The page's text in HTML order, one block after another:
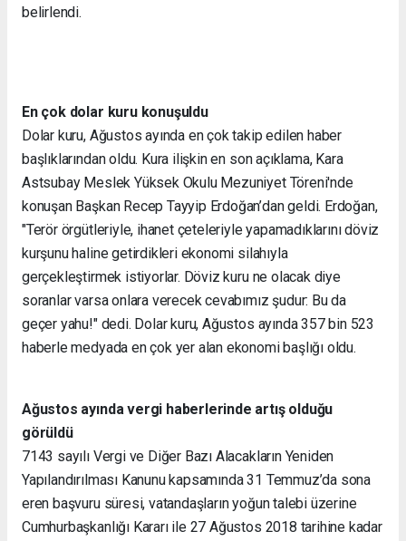
belirlendi.
En çok dolar kuru konuşuldu
Dolar kuru, Ağustos ayında en çok takip edilen haber
başlıklarından oldu. Kura ilişkin en son açıklama, Kara
Astsubay Meslek Yüksek Okulu Mezuniyet Töreni'nde
konuşan Başkan Recep Tayyip Erdoğan’dan geldi. Erdoğan,
"Terör örgütleriyle, ihanet çeteleriyle yapamadıklarını döviz
kurşunu haline getirdikleri ekonomi silahıyla
gerçekleştirmek istiyorlar. Döviz kuru ne olacak diye
soranlar varsa onlara verecek cevabımız şudur: Bu da
geçer yahu!" dedi. Dolar kuru, Ağustos ayında 357 bin 523
haberle medyada en çok yer alan ekonomi başlığı oldu.
Ağustos ayında vergi haberlerinde artış olduğu
görüldü
7143 sayılı Vergi ve Diğer Bazı Alacakların Yeniden
Yapılandırılması Kanunu kapsamında 31 Temmuz’da sona
eren başvuru süresi, vatandaşların yoğun talebi üzerine
Cumhurbaşkanlığı Kararı ile 27 Ağustos 2018 tarihine kadar